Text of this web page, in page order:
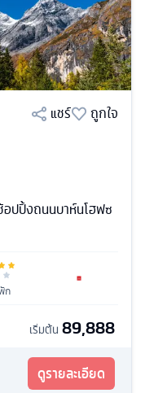
แชร์
ถูกใจ
อปปิ้งถนนบาห์นโฮฟซ
ก
เริ่มต้น 89,888
ดูรายละเอียด